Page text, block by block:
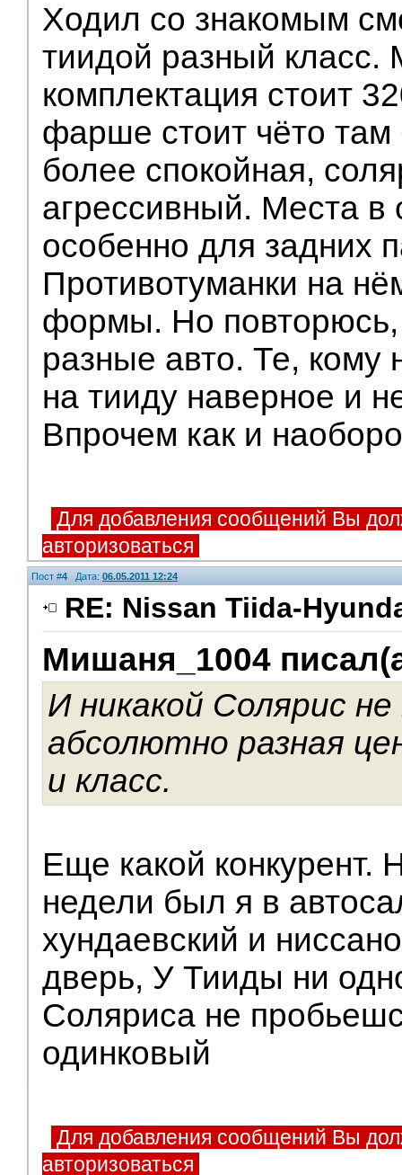
Ходил со знакомым
тиидой разный класс.
комплектация стоит
фарше стоит чёто там
более спокойная,
агрессивный. Места
особенно для задних
Противотуманки на
формы. Но
разные авто. Те, кому
на тииду наверное и
Впрочем как и
Для добавления сообщений Вы
авторизоваться
Пост #4Дата: 06.05.2011 12:24
RE: Nissan Tiida-
Мишаня_1004
И никакой Солярис
абсолютно разная
и класс.
Еще какой конкурент.
недели был я в
хундаевский и
дверь, У Тииды ни
Соляриса не
одинковый
Помощники
Для добавления сообщений Вы
авторизоваться